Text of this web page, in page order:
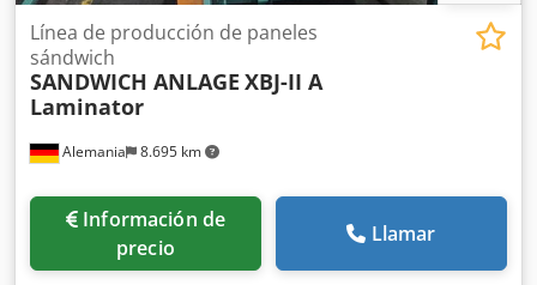
Alemania 8.695 km
Línea de producción de paneles
sándwich
SANDWICH ANLAGE XBJ-II A
Laminator
Información de
precio
Llamar